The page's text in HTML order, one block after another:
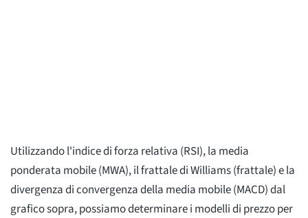
Utilizzando l'indice di forza relativa (RSI), la media
ponderata mobile (MWA), il frattale di Williams (frattale) e la
divergenza di convergenza della media mobile (MACD) dal
grafico sopra, possiamo determinare i modelli di prezzo per